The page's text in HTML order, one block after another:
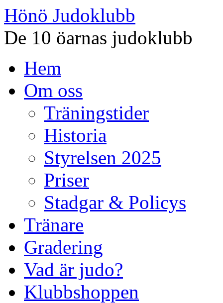
Hönö Judoklubb
De 10 öarnas judoklubb
till
innehållHem
Om oss
Träningstider
Historia
Styrelsen 2025
Priser
Stadgar & Policys
Tränare
Gradering
Vad är judo?
Klubbshoppen